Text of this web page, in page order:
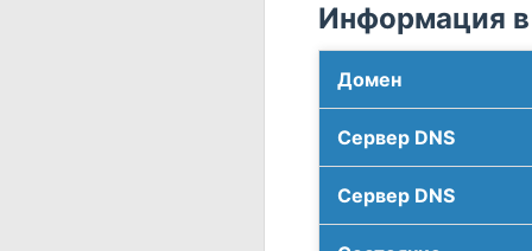
Информация в
Домен
Сервер DNS
Сервер DNS